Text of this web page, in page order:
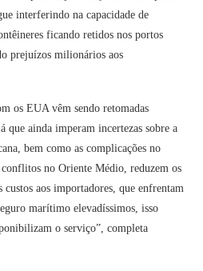
interferindo na capacidade de
ficando retidos nos portos
prejuízos milionários aos
os EUA vêm sendo retomadas
que ainda imperam incertezas sobre a
bem como as complicações no
no Oriente Médio, reduzem os
aos importadores, que enfrentam
marítimo elevadíssimos, isso
o serviço”, completa